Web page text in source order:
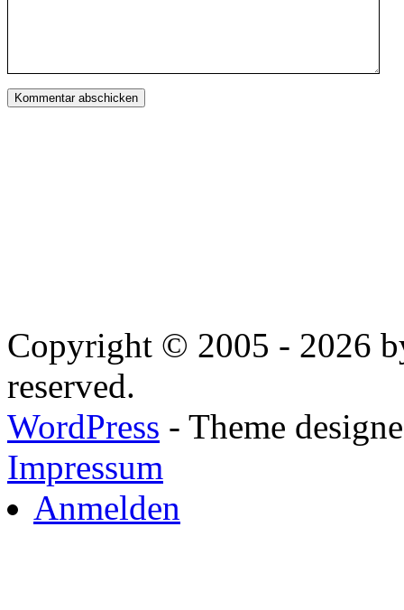
Copyright © 2005 - 2026
reserved.
WordPress - Theme
Impressum
Anmelden